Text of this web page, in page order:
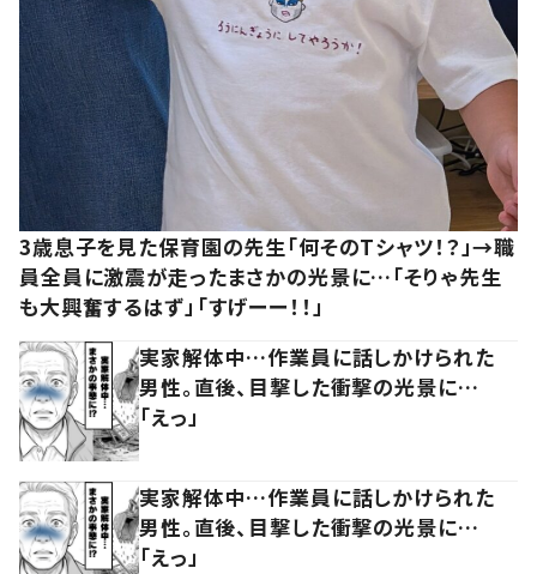
3歳息子を見た保育園の先生「何そのTシャツ！？」→職
員全員に激震が走ったまさかの光景に…「そりゃ先生
も大興奮するはず」「すげーー！！」
実家解体中…作業員に話しかけられた
男性。直後、目撃した衝撃の光景に…
「えっ」
実家解体中…作業員に話しかけられた
男性。直後、目撃した衝撃の光景に…
「えっ」